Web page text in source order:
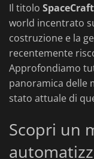
Il titolo SpaceCraft
world incentrato
costruzione e la
recentemente
Approfondiamo
panoramica delle
stato attuale di
Scopri un